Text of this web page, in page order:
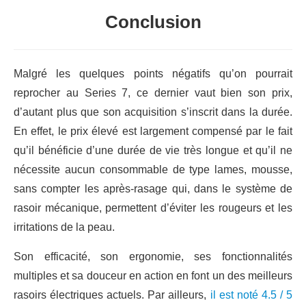
Conclusion
Malgré les quelques points négatifs qu’on pourrait
reprocher au Series 7, ce dernier vaut bien son prix,
d’autant plus que son acquisition s’inscrit dans la durée.
En effet, le prix élevé est largement compensé par le fait
qu’il bénéficie d’une durée de vie très longue et qu’il ne
nécessite aucun consommable de type lames, mousse,
sans compter les après-rasage qui, dans le système de
rasoir mécanique, permettent d’éviter les rougeurs et les
irritations de la peau.
Son efficacité, son ergonomie, ses fonctionnalités
multiples et sa douceur en action en font un des meilleurs
rasoirs électriques actuels. Par ailleurs, il est noté 4.5 / 5